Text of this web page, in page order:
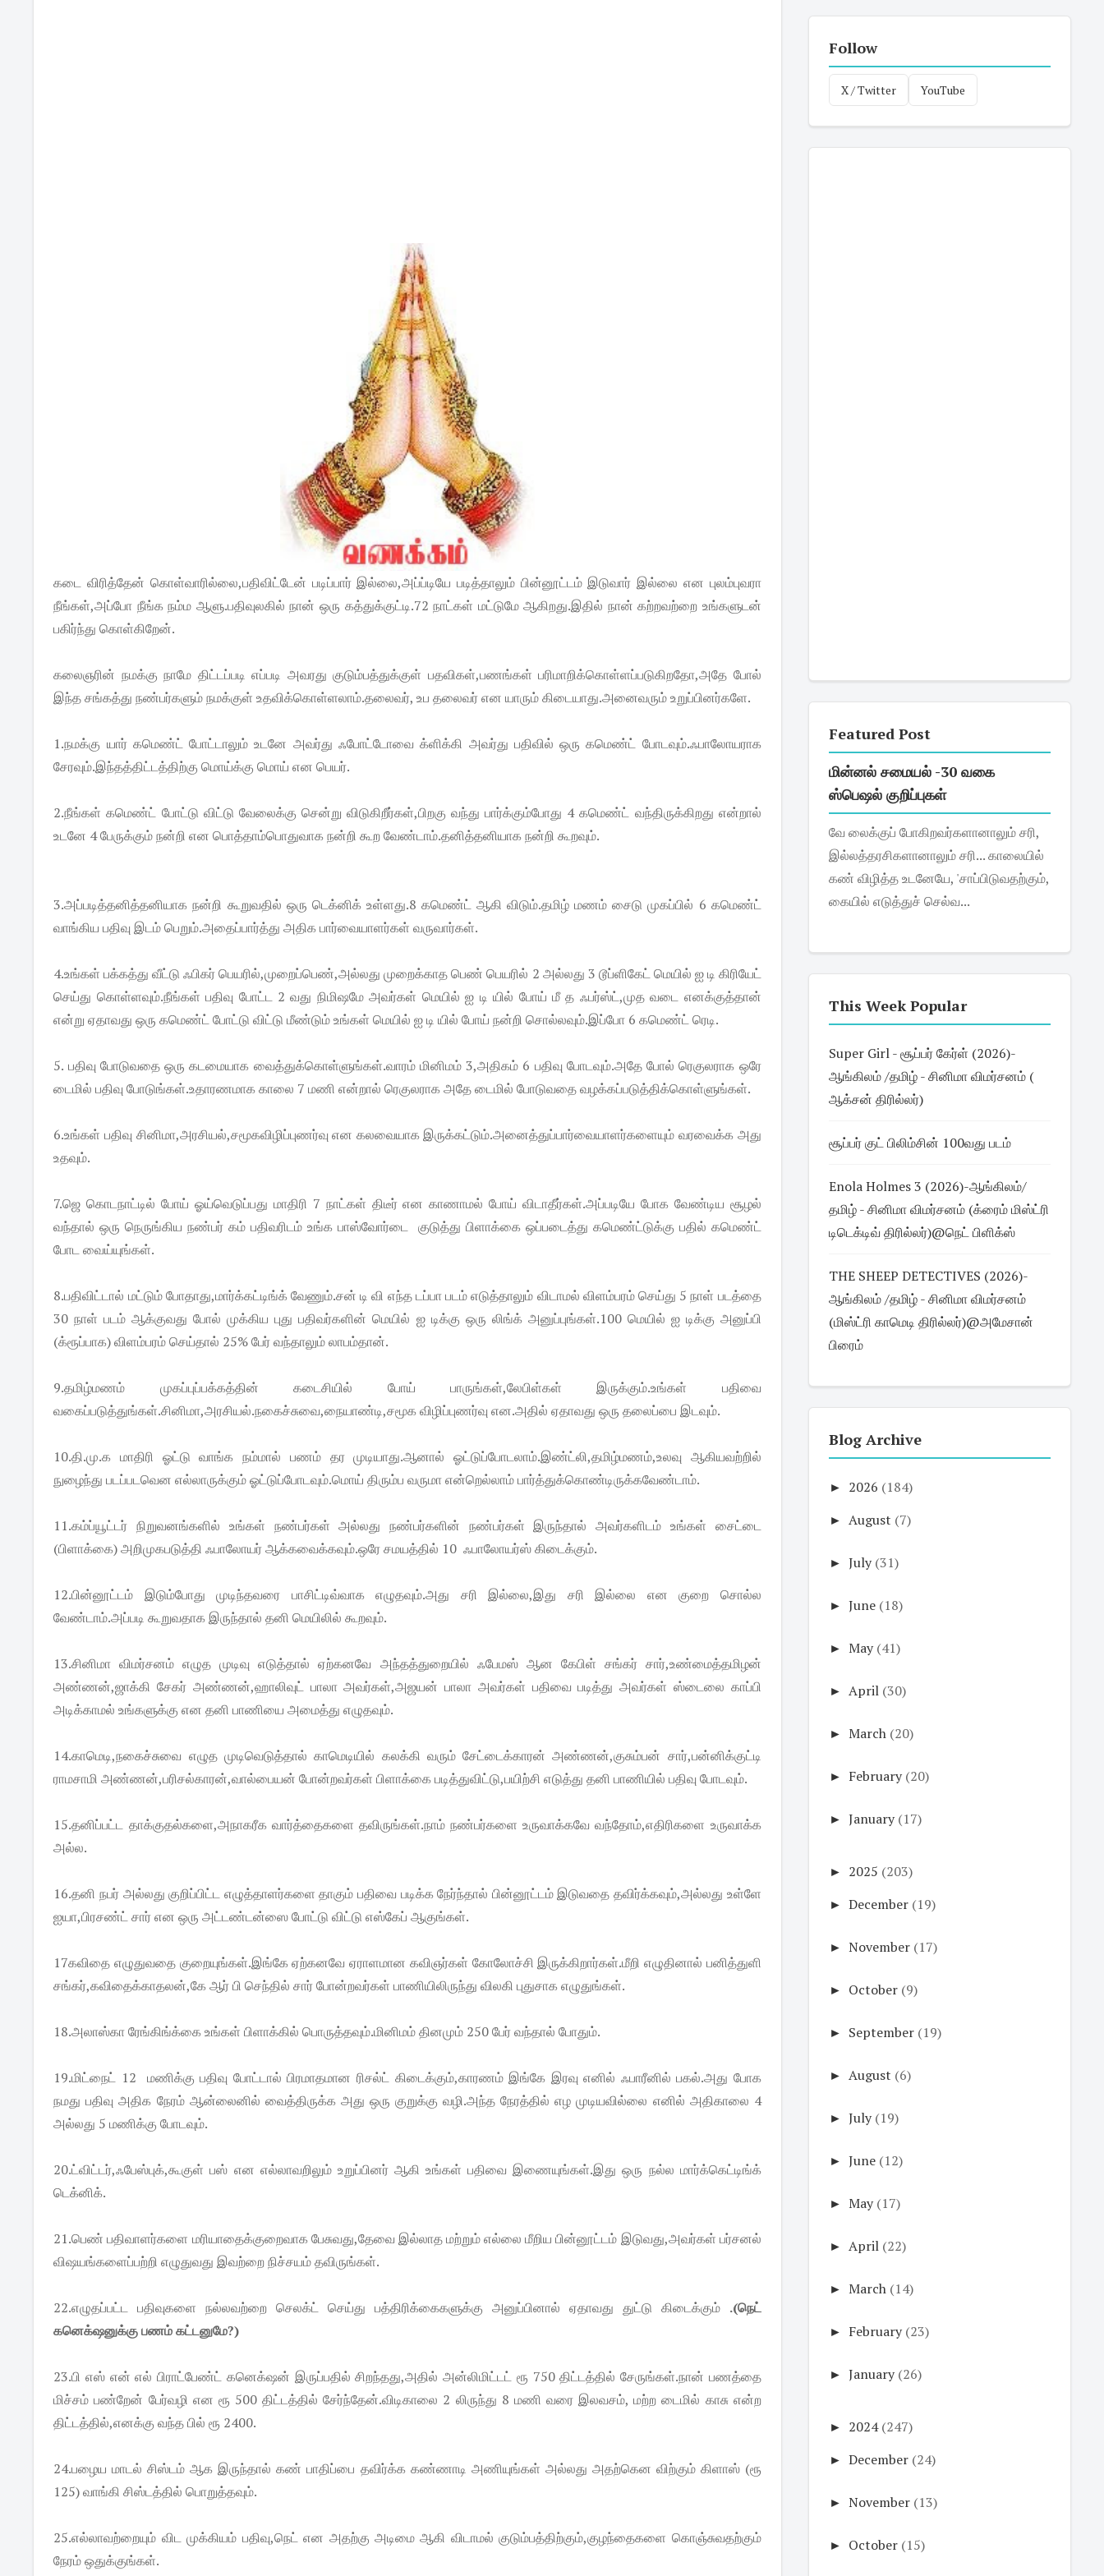
கடை விரித்தேன் கொள்வாரில்லை,பதிவிட்டேன் படிப்பார் இல்லை,அப்ப்டியே படித்தாலும் பின்னூட்டம் இடுவார் இல்லை என புலம்புவரா
நீங்கள்,அப்போ நீங்க நம்ம ஆளு.பதிவுலகில் நான் ஒரு கத்துக்குட்டி.72 நாட்கள் மட்டுமே ஆகிறது.இதில் நான் கற்றவற்றை உங்களுடன்
பகிர்ந்து கொள்கிறேன்.
கலைஞரின் நமக்கு நாமே திட்டப்படி எப்படி அவரது குடும்பத்துக்குள் பதவிகள்,பணங்கள் பரிமாறிக்கொள்ளப்படுகிறதோ,அதே போல்
இந்த சங்கத்து நண்பர்களும் நமக்குள் உதவிக்கொள்ளலாம்.தலைவர், உப தலைவர் என யாரும் கிடையாது.அனைவரும் உறுப்பினர்களே.
1.நமக்கு யார் கமெண்ட் போட்டாலும் உடனே அவர்து ஃபோட்டோவை க்ளிக்கி அவர்து பதிவில் ஒரு கமெண்ட் போடவும்.ஃபாலோயராக
சேரவும்.இந்தத்திட்டத்திற்கு மொய்க்கு மொய் என பெயர்.
2.நீங்கள் கமெண்ட் போட்டு விட்டு வேலைக்கு சென்று விடுகிறீர்கள்,பிறகு வந்து பார்க்கும்போது 4 கமெண்ட் வந்திருக்கிறது என்றால்
உடனே 4 பேருக்கும் நன்றி என பொத்தாம்பொதுவாக நன்றி கூற வேண்டாம்.தனித்தனியாக நன்றி கூறவும்.
3.அப்படித்தனித்தனியாக நன்றி கூறுவதில் ஒரு டெக்னிக் உள்ளது.8 கமெண்ட் ஆகி விடும்.தமிழ் மணம் சைடு முகப்பில் 6 கமெண்ட்
வாங்கிய பதிவு இடம் பெறும்.அதைப்பார்த்து அதிக பார்வையாளர்கள் வருவார்கள்.
4.உங்கள் பக்கத்து வீட்டு ஃபிகர் பெயரில்,முறைப்பெண்,அல்லது முறைக்காத பெண் பெயரில் 2 அல்லது 3 டூப்ளிகேட் மெயில் ஐ டி கிரியேட்
செய்து கொள்ளவும்.நீங்கள் பதிவு போட்ட 2 வது நிமிஷமே அவர்கள் மெயில் ஐ டி யில் போய் மீ த ஃபர்ஸ்ட்,முத வடை எனக்குத்தான்
என்று ஏதாவது ஒரு கமெண்ட் போட்டு விட்டு மீண்டும் உங்கள் மெயில் ஐ டி யில் போய் நன்றி சொல்லவும்.இப்போ 6 கமெண்ட் ரெடி.
5. பதிவு போடுவதை ஒரு கடமையாக வைத்துக்கொள்ளுங்கள்.வாரம் மினிமம் 3,அதிகம் 6 பதிவு போடவும்.அதே போல் ரெகுலராக ஒரே
டைமில் பதிவு போடுங்கள்.உதாரணமாக காலை 7 மணி என்றால் ரெகுலராக அதே டைமில் போடுவதை வழக்கப்படுத்திக்கொள்ளுங்கள்.
6.உங்கள் பதிவு சினிமா,அரசியல்,சமூகவிழிப்புணர்வு என கலவையாக இருக்கட்டும்.அனைத்துப்பார்வையாளர்களையும் வரவைக்க அது
உதவும்.
7.ஜெ கொடநாட்டில் போய் ஓய்வெடுப்பது மாதிரி 7 நாட்கள் திடீர் என காணாமல் போய் விடாதீர்கள்.அப்படியே போக வேண்டிய சூழல்
வந்தால் ஒரு நெருங்கிய நண்பர் கம் பதிவரிடம் உங்க பாஸ்வோர்டை குடுத்து பிளாக்கை ஒப்படைத்து கமெண்ட்டுக்கு பதில் கமெண்ட்
போட வைய்யுங்கள்.
8.பதிவிட்டால் மட்டும் போதாது,மார்க்கட்டிங்க் வேணும்.சன் டி வி எந்த டப்பா படம் எடுத்தாலும் விடாமல் விளம்பரம் செய்து 5 நாள் படத்தை
30 நாள் படம் ஆக்குவது போல் முக்கிய புது பதிவர்களின் மெயில் ஐ டிக்கு ஒரு லிங்க் அனுப்புங்கள்.100 மெயில் ஐ டிக்கு அனுப்பி
(க்ரூப்பாக) விளம்பரம் செய்தால் 25% பேர் வந்தாலும் லாபம்தான்.
9.தமிழ்மணம் முகப்புப்பக்கத்தின் கடைசியில் போய் பாருங்கள்,லேபிள்கள் இருக்கும்.உங்கள் பதிவை
வகைப்படுத்துங்கள்.சினிமா,அரசியல்.நகைச்சுவை,நையாண்டி,சமூக விழிப்புணர்வு என.அதில் ஏதாவது ஒரு தலைப்பை இடவும்.
10.தி.மு.க மாதிரி ஓட்டு வாங்க நம்மால் பணம் தர முடியாது.ஆனால் ஓட்டுப்போடலாம்.இண்ட்லி,தமிழ்மணம்,உலவு ஆகியவற்றில்
நுழைந்து படப்படவென எல்லாருக்கும் ஓட்டுப்போடவும்.மொய் திரும்ப வருமா என்றெல்லாம் பார்த்துக்கொண்டிருக்கவேண்டாம்.
11.கம்ப்யூட்டர் நிறுவனங்களில் உங்கள் நண்பர்கள் அல்லது நண்பர்களின் நண்பர்கள் இருந்தால் அவர்களிடம் உங்கள் சைட்டை
(பிளாக்கை) அறிமுகபடுத்தி ஃபாலோயர் ஆக்கவைக்கவும்.ஒரே சமயத்தில் 10 ஃபாலோயர்ஸ் கிடைக்கும்.
12.பின்னூட்டம் இடும்போது முடிந்தவரை பாசிட்டிவ்வாக எழுதவும்.அது சரி இல்லை,இது சரி இல்லை என குறை சொல்ல
வேண்டாம்.அப்படி கூறுவதாக இருந்தால் தனி மெயிலில் கூறவும்.
13.சினிமா விமர்சனம் எழுத முடிவு எடுத்தால் ஏற்கனவே அந்தத்துறையில் ஃபேமஸ் ஆன கேபிள் சங்கர் சார்,உண்மைத்தமிழன்
அண்ணன்,ஜாக்கி சேகர் அண்ணன்,ஹாலிவுட் பாலா அவர்கள்,அஜயன் பாலா அவர்கள் பதிவை படித்து அவர்கள் ஸ்டைலை காப்பி
அடிக்காமல் உங்களுக்கு என தனி பாணியை அமைத்து எழுதவும்.
14.காமெடி,நகைச்சுவை எழுத முடிவெடுத்தால் காமெடியில் கலக்கி வரும் சேட்டைக்காரன் அண்ணன்,குசும்பன் சார்,பன்னிக்குட்டி
ராமசாமி அண்ணன்,பரிசல்காரன்,வால்பையன் போன்றவர்கள் பிளாக்கை படித்துவிட்டு,பயிற்சி எடுத்து தனி பாணியில் பதிவு போடவும்.
15.தனிப்பட்ட தாக்குதல்களை,அநாகரீக வார்த்தைகளை தவிருங்கள்.நாம் நண்பர்களை உருவாக்கவே வந்தோம்,எதிரிகளை உருவாக்க
அல்ல.
16.தனி நபர் அல்லது குறிப்பிட்ட எழுத்தாளர்களை தாகும் பதிவை படிக்க நேர்ந்தால் பின்னூட்டம் இடுவதை தவிர்க்கவும்,அல்லது உள்ளே
ஐயா,பிரசண்ட் சார் என ஒரு அட்டண்டன்ஸை போட்டு விட்டு எஸ்கேப் ஆகுங்கள்.
17கவிதை எழுதுவதை குறையுங்கள்.இங்கே ஏற்கனவே ஏராளமான கவிஞர்கள் கோலோச்சி இருக்கிறார்கள்.மீறி எழுதினால் பனித்துளி
சங்கர்,கவிதைக்காதலன்,கே ஆர் பி செந்தில் சார் போன்றவர்கள் பாணியிலிருந்து விலகி புதுசாக எழுதுங்கள்.
18.அலாஸ்கா ரேங்கிங்க்கை உங்கள் பிளாக்கில் பொருத்தவும்.மினிமம் தினமும் 250 பேர் வந்தால் போதும்.
19.மிட்நைட் 12 மணிக்கு பதிவு போட்டால் பிரமாதமான ரிசல்ட் கிடைக்கும்,காரணம் இங்கே இரவு எனில் ஃபாரீனில் பகல்.அது போக
நமது பதிவு அதிக நேரம் ஆன்லைனில் வைத்திருக்க அது ஒரு குறுக்கு வழி.அந்த நேரத்தில் எழ முடியவில்லை எனில் அதிகாலை 4
அல்லது 5 மணிக்கு போடவும்.
20.ட்விட்டர்,ஃபேஸ்புக்,கூகுள் பஸ் என எல்லாவறிலும் உறுப்பினர் ஆகி உங்கள் பதிவை இணையுங்கள்.இது ஒரு நல்ல மார்க்கெட்டிங்க்
டெக்னிக்.
21.பெண் பதிவாளர்களை மரியாதைக்குறைவாக பேசுவது,தேவை இல்லாத மற்றும் எல்லை மீறிய பின்னூட்டம் இடுவது,அவர்கள் பர்சனல்
விஷயங்களைப்பற்றி எழுதுவது இவற்றை நிச்சயம் தவிருங்கள்.
22.எழுதப்பட்ட பதிவுகளை நல்லவற்றை செலக்ட் செய்து பத்திரிக்கைகளுக்கு அனுப்பினால் ஏதாவது துட்டு கிடைக்கும் .(நெட்
கனெக்‌ஷனுக்கு பணம் கட்டனுமே?)
23.பி எஸ் என் எல் பிராட்பேண்ட் கனெக்‌ஷன் இருப்பதில் சிறந்தது,அதில் அன்லிமிட்டட் ரூ 750 திட்டத்தில் சேருங்கள்.நான் பணத்தை
மிச்சம் பண்றேன் பேர்வழி என ரூ 500 திட்டத்தில் சேர்ந்தேன்.விடிகாலை 2 லிருந்து 8 மணி வரை இலவசம், மற்ற டைமில் காசு என்ற
திட்டத்தில்,எனக்கு வந்த பில் ரூ 2400.
24.பழைய மாடல் சிஸ்டம் ஆக இருந்தால் கண் பாதிப்பை தவிர்க்க கண்ணாடி அணியுங்கள் அல்லது அதற்கென விற்கும் கிளாஸ் (ரூ
125) வாங்கி சிஸ்டத்தில் பொறுத்தவும்.
25.எல்லாவற்றையும் விட முக்கியம் பதிவு,நெட் என அதற்கு அடிமை ஆகி விடாமல் குடும்பத்திற்கும்,குழந்தைகளை கொஞ்சுவதற்கும்
நேரம் ஒதுக்குங்கள்.
Follow
X / Twitter YouTube
Featured Post
மின்னல் சமையல் -30 வகை
ஸ்பெஷல் குறிப்புகள்
வே லைக்குப் போகிறவர்களானாலும் சரி,
இல்லத்தரசிகளானாலும் சரி... காலையில்
கண் விழித்த உடனேயே, 'சாப்பிடுவதற்கும்,
கையில் எடுத்துச் செல்வ...
This Week Popular
Super Girl - சூப்பர் கேர்ள் (2026)-
ஆங்கிலம் /தமிழ் - சினிமா விமர்சனம் (
ஆக்சன் திரில்லர்)
சூப்பர் குட் பிலிம்சின் 100வது படம்
Enola Holmes 3 (2026)-ஆங்கிலம்/
தமிழ் - சினிமா விமர்சனம் (க்ரைம் மிஸ்ட்ரி
டிடெக்டிவ் திரில்லர்)@நெட் பிளிக்ஸ்
THE SHEEP DETECTIVES (2026)-
ஆங்கிலம் /தமிழ் - சினிமா விமர்சனம்
(மிஸ்ட்ரி காமெடி திரில்லர்)@அமேசான்
பிரைம்
Blog Archive
► 2026 (184)
► August (7)
► July (31)
► June (18)
► May (41)
► April (30)
► March (20)
► February (20)
► January (17)
► 2025 (203)
► December (19)
► November (17)
► October (9)
► September (19)
► August (6)
► July (19)
► June (12)
► May (17)
► April (22)
► March (14)
► February (23)
► January (26)
► 2024 (247)
► December (24)
► November (13)
► October (15)